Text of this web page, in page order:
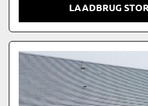
LAADBRUG